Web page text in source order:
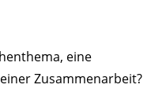
eine
Zusammenarbeit?